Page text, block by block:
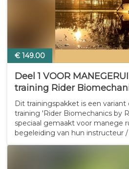
€ 149.00
Deel 1 VOOR
training Rider
Dyson'
Dit trainingspakket is een variant
training 'Rider Biomechanics by
speciaal gemaakt voor manege
begeleiding van hun instructeur